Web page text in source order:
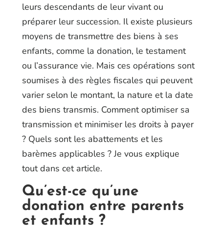
leurs descendants de leur vivant ou
préparer leur succession. Il existe plusieurs
moyens de transmettre des biens à ses
enfants, comme la donation, le testament
ou l’assurance vie. Mais ces opérations sont
soumises à des règles fiscales qui peuvent
varier selon le montant, la nature et la date
des biens transmis. Comment optimiser sa
transmission et minimiser les droits à payer
? Quels sont les abattements et les
barèmes applicables ? Je vous explique
tout dans cet article.
Qu’est-ce qu’une
donation entre parents
et enfants ?